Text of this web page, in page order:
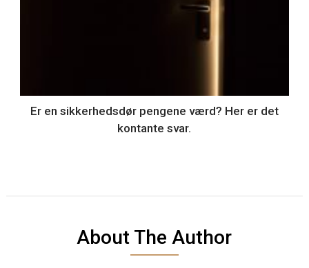
Er en sikkerhedsdør pengene værd? Her er det
kontante svar.
About The Author